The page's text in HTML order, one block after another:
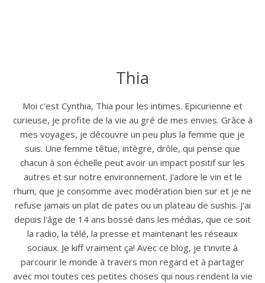
Thia
Moi c'est Cynthia, Thia pour les intimes. Epicurienne et
curieuse, je profite de la vie au gré de mes envies. Grâce à
mes voyages, je découvre un peu plus la femme que je
suis. Une femme têtue, intègre, drôle, qui pense que
chacun à son échelle peut avoir un impact positif sur les
autres et sur notre environnement. J'adore le vin et le
rhum, que je consomme avec modération bien sur et je ne
refuse jamais un plat de pates ou un plateau de sushis. J'ai
depuis l'âge de 14 ans bossé dans les médias, que ce soit
la radio, la télé, la presse et maintenant les réseaux
sociaux. Je kiff vraiment ça! Avec ce blog, je t'invite à
parcourir le monde à travers mon regard et à partager
avec moi toutes ces petites choses qui nous rendent la vie